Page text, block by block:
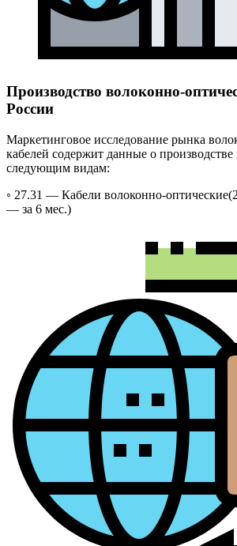
Производство волоконно-
России
Маркетинговое исследование рынка
кабелей содержит данные о
следующим видам:
◦ 27.31 — Кабели волоконно-оптические
— за 6 мес.)